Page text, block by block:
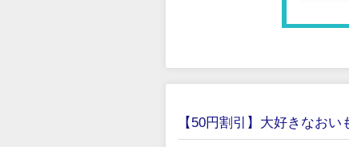
【50円割引】大好きなお